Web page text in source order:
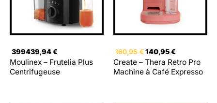
399439,94€
Moulinex – Frutelia Plus
Centrifugeuse
160,95€140,95€
Create – Thera Retro Pro
Machine à Café Expresso